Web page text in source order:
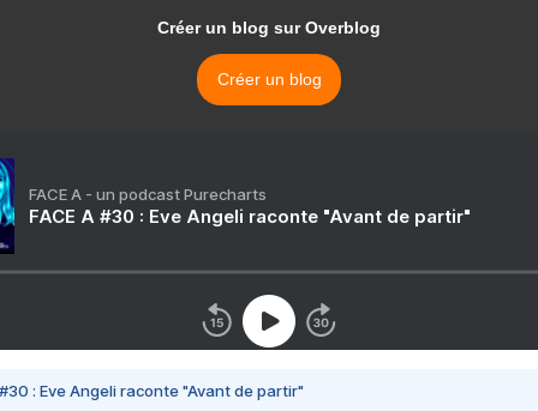
Créer un blog sur Overblog
Créer un blog
FACE A - un podcast Purecharts
FACE A #30 : Eve Angeli raconte "Avant de partir"
#30 : Eve Angeli raconte "Avant de partir"